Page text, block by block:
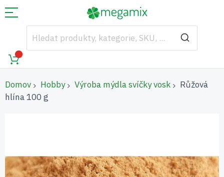
Domov Hobby Výroba mýdla svíčky vosk
Růžová
hlína 100 g
obrázky